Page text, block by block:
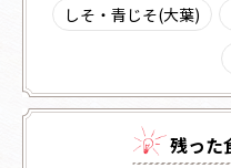
しそ・青じそ(大葉)
残った